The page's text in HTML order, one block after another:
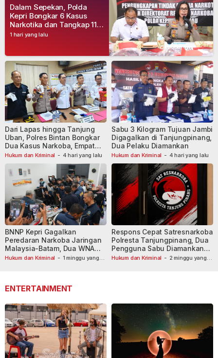
1 hari yang lalu
Dalam Sepekan, Polda
Kepri Bongkar 6 Kasus
Narkotika dan Tangkap 11
Tersangka
Hukum dan Kriminal - 4 hari yang lalu
Dari Lapas hingga Tanjung
Uban, Polres Bintan Bongkar
Dua Kasus Narkoba, Empat
Tersangka Dibekuk
Hukum dan Kriminal - 4 hari yang lalu
Sabu 3 Kilogram Tujuan Jambi
Digagalkan di Tanjungpinang,
Dua Pelaku Diamankan
Hukum dan Kriminal - 1 minggu yang
BNNP Kepri Gagalkan
Peredaran Narkoba Jaringan
Malaysia-Batam, Dua WNA
Masih Diburu
Hukum dan Kriminal - 2 minggu yang
Respons Cepat Satresnarkoba
Polresta Tanjungpinang, Dua
Pengguna Sabu Diamankan
Usai Dilaporkan ke Call Center
ENTERTAINMENT